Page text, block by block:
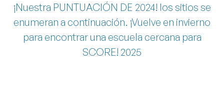
¡Nuestra PUNTUACIÓN DE 2024! los sitios se
enumeran a continuación. ¡Vuelve en invierno
para encontrar una escuela cercana para
SCORE! 2025